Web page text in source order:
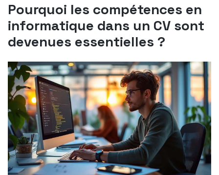
Pourquoi les compétences en
informatique dans un CV sont
devenues essentielles ?